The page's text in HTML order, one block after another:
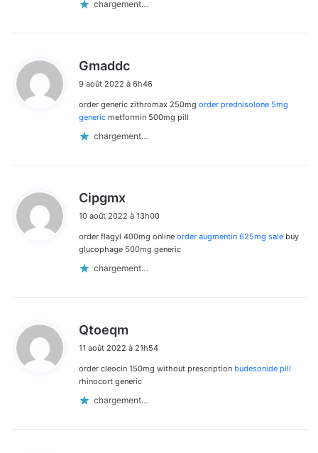
chargement…
Gmaddc
t
:
9 août 2022 à 6h46
order generic zithromax 250mg order prednisolone 5mg
generic metformin 500mg pill
chargement…
Cipgmx
t
:
10 août 2022 à 13h00
order flagyl 400mg online order augmentin 625mg sale buy
glucophage 500mg generic
chargement…
Qtoeqm
t
:
11 août 2022 à 21h54
order cleocin 150mg without prescription budesonide pill
rhinocort generic
chargement…